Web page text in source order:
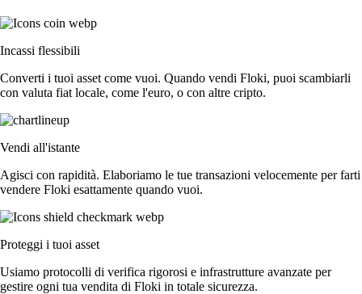
Incassi flessibili
Converti i tuoi asset come vuoi. Quando vendi Floki, puoi scambiarli
con valuta fiat locale, come l'euro, o con altre cripto.
Vendi all'istante
Agisci con rapidità. Elaboriamo le tue transazioni velocemente per farti
vendere Floki esattamente quando vuoi.
Proteggi i tuoi asset
Usiamo protocolli di verifica rigorosi e infrastrutture avanzate per
gestire ogni tua vendita di Floki in totale sicurezza.